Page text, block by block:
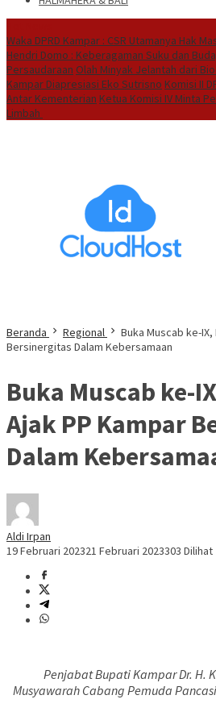
Waka DPRD Kampar : CSR Utamanya Hak
Hendri Domo : Keberagaman Suku dan
Persaudaraan Olah Minyak Jelantah dari
Kampar Diapresiasi Eko Sutrisno Komisi II
Antar Kementerian Ketua Komisi IV Minta
Limbah
Beranda Regional
Buka Muscab ke-
Bersinergitas Dalam Kebersamaan
Buka Muscab ke-
Ajak PP Kampar
Dalam
Aldi Irpan
19 Februari 202321 Februari 2023303 Dilihat
Penjabat Bupati Kampar Dr. H.
Musyawarah Cabang Pemuda